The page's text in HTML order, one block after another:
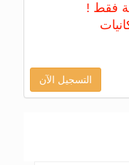
فقط !
التسجيل الآن